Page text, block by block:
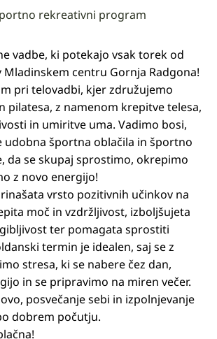
rekreativni program
vadbe, ki potekajo vsak torek od
Mladinskem centru Gornja Radgona!
pri telovadbi, kjer združujemo
pilatesa, z namenom krepitve telesa,
in umiritve uma. Vadimo bosi,
udobna športna oblačila in športno
da se skupaj sprostimo, okrepimo
z novo energijo!
vrsto pozitivnih učinkov na
moč in vzdržljivost, izboljšujeta
ter pomagata sprostiti
termin je idealen, saj se z
stresa, ki se nabere čez dan,
in se pripravimo na miren večer.
posvečanje sebi in izpolnjevanje
dobrem počutju.